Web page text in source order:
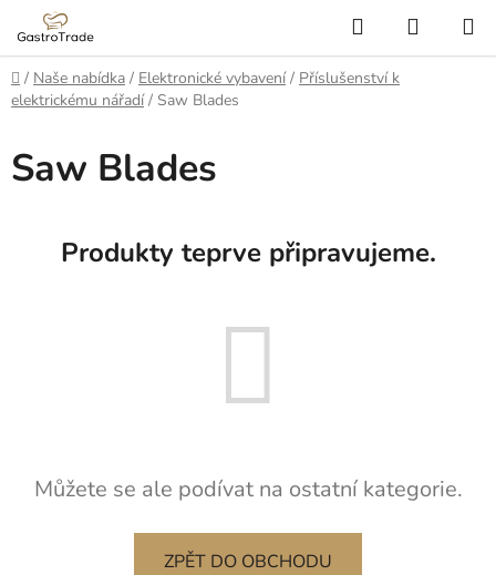
obsah
Hledat
KOŠÍK
Domů
/ Naše nabídka / Elektronické vybavení / Příslušenství k
elektrickému nářadí / Saw Blades
Saw Blades
Produkty teprve připravujeme.
Můžete se ale podívat na ostatní kategorie.
ZPĚT DO OBCHODU